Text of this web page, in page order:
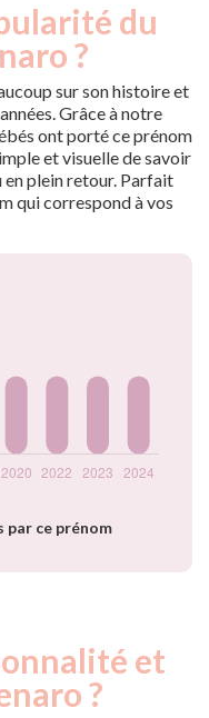
du
?
sur son histoire et
Grâce à notre
ont porté ce prénom
et visuelle de savoir
en plein retour. Parfait
qui correspond à vos
par ce prénom
et
?